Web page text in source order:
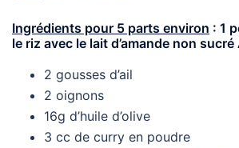
Ingrédients pour 5 parts environ : 1
le riz avec le lait d’amande non sucré
2 gousses d’ail
2 oignons
16g d’huile d’olive
3 cc de curry en poudre